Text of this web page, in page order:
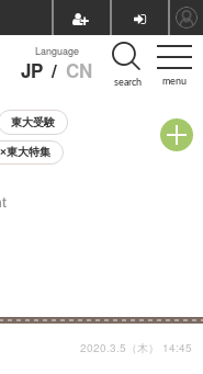
menu
Language
JP / CN search
東大受験
東大特集
会
2020.3.5（木） 14:45